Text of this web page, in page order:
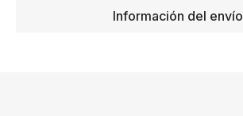
Información del envío